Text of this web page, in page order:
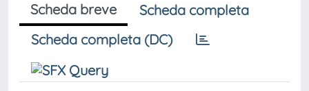
Scheda breve
Scheda completa
Scheda completa (DC)